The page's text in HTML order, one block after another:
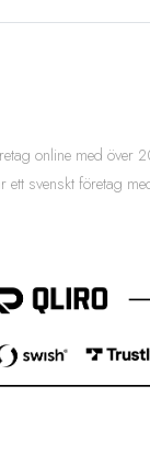
online med
svenskt företag